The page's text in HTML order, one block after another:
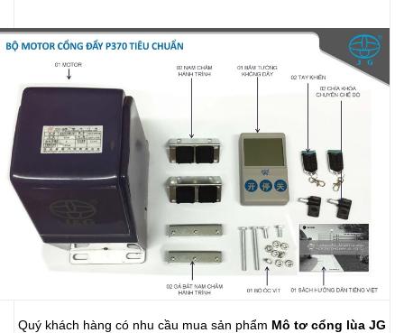
Quý khách hàng có nhu cầu mua sản phẩm Mô tơ cổng lùa JG